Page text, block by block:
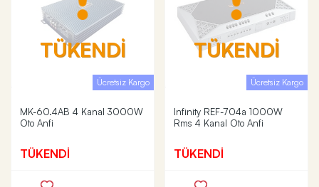
TÜKENDİ
Ücretsiz Kargo
MK-60.4AB 4 Kanal 3000W
Oto Anfi
TÜKENDİ
TÜKENDİ
Ücretsiz Kargo
Infinity REF-704a 1000W
Rms 4 Kanal Oto Anfi
TÜKENDİ